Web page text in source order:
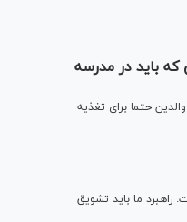
باید در مدرسه
حتما برای تغذیه
ما باید تشویق